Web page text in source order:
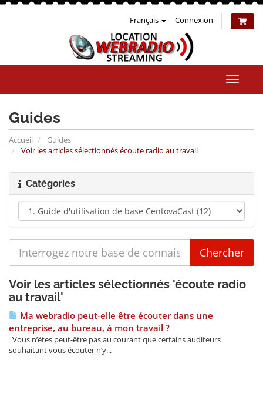
Français Connexion
la
Guides
Accueil
Guides
Voir les articles sélectionnés écoute radio au travail
Catégories
Voir les articles sélectionnés 'écoute radio
au travail'
Ma webradio peut-elle être écouter dans une
entreprise, au bureau, à mon travail ?
Vous n’êtes peut-être pas au courant que certains auditeurs
souhaitant vous écouter n’y...